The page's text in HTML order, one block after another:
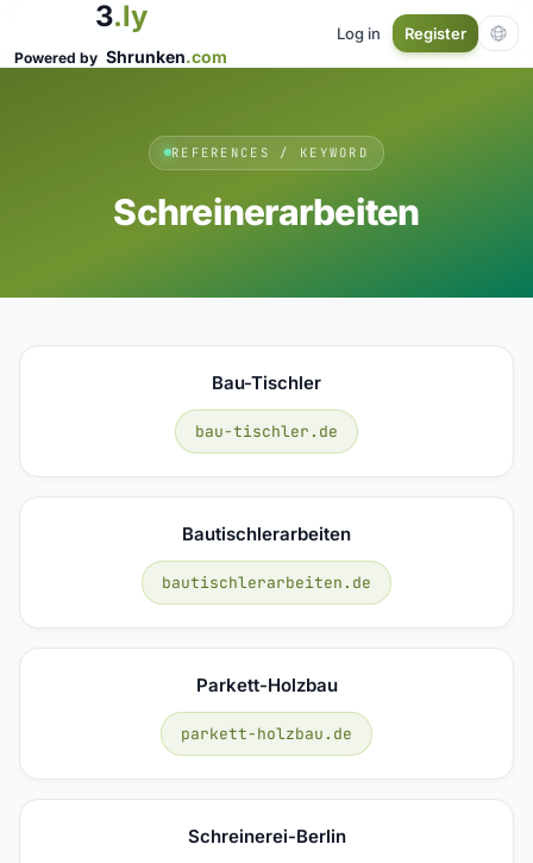
3.ly
Powered by Shrunken.com
Log in Register
REFERENCES / KEYWORD
Schreinerarbeiten
Bau-Tischler
bau-tischler.de
Bautischlerarbeiten
bautischlerarbeiten.de
Parkett-Holzbau
parkett-holzbau.de
Schreinerei-Berlin